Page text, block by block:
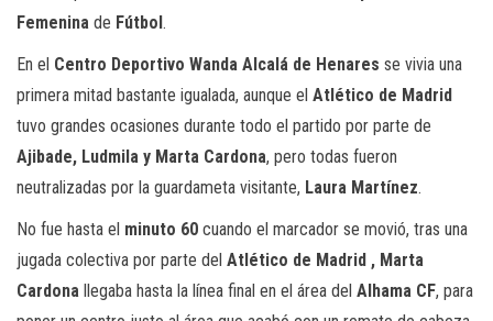
Femenina de Fútbol.
En el Centro Deportivo Wanda Alcalá de Henares se vivia una
primera mitad bastante igualada, aunque el Atlético de Madrid
tuvo grandes ocasiones durante todo el partido por parte de
Ajibade, Ludmila y Marta Cardona, pero todas fueron
neutralizadas por la guardameta visitante, Laura Martínez.
No fue hasta el minuto 60 cuando el marcador se movió, tras una
jugada colectiva por parte del Atlético de Madrid , Marta
Cardona llegaba hasta la línea final en el área del Alhama CF, para